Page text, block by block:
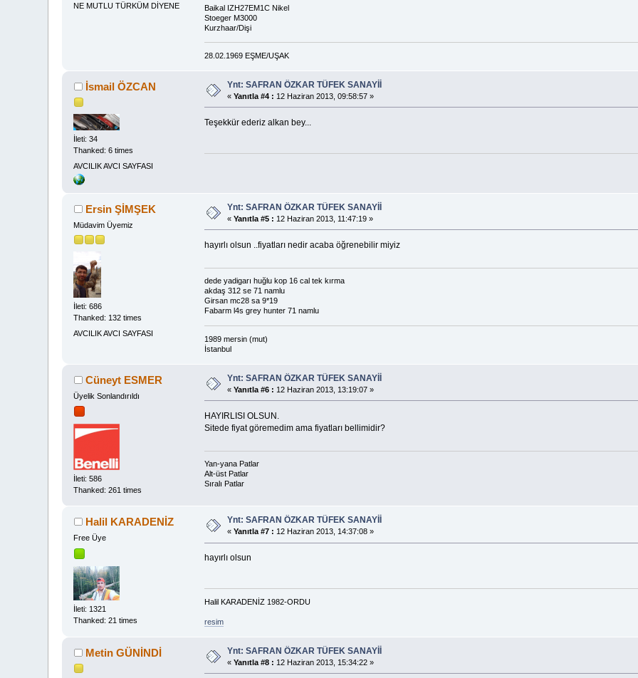
NE MUTLU TÜRKÜM DİYENE
Baikal IZH27EM1C Nikel
Stoeger M3000
Kurzhaar/Dişi
28.02.1969 EŞME/UŞAK
İsmail ÖZCAN
İleti: 34
Thanked: 6 times
AVCILIK AVCI SAYFASI
Ynt: SAFRAN ÖZKAR TÜFEK SANAYİİ
«Yanıtla #4 : 12 Haziran 2013, 09:58:57 »
Teşekkür ederiz alkan bey...
Ersin ŞİMŞEK
Müdavim Üyemiz
İleti: 686
Thanked: 132 times
AVCILIK AVCI SAYFASI
Ynt: SAFRAN ÖZKAR TÜFEK SANAYİİ
«Yanıtla #5 : 12 Haziran 2013, 11:47:19 »
hayırlı olsun ..fiyatları nedir acaba öğrenebilir miyiz
dede yadigarı huğlu kop 16 cal tek kırma
akdaş 312 se 71 namlu
Girsan mc28 sa 9*19
Fabarm l4s grey hunter 71 namlu
1989 mersin (mut)
İstanbul
Cüneyt ESMER
Üyelik Sonlandırıldı
İleti: 586
Thanked: 261 times
Ynt: SAFRAN ÖZKAR TÜFEK SANAYİİ
«Yanıtla #6 : 12 Haziran 2013, 13:19:07 »
HAYIRLISI OLSUN.
Sitede fiyat göremedim ama fiyatları bellimidir?
Yan-yana Patlar
Alt-üst Patlar
Sıralı Patlar
Halil KARADENİZ
Free Üye
İleti: 1321
Thanked: 21 times
Ynt: SAFRAN ÖZKAR TÜFEK SANAYİİ
«Yanıtla #7 : 12 Haziran 2013, 14:37:08 »
hayırlı olsun
Halil KARADENİZ 1982-ORDU
resim
Metin GÜNİNDİ Ynt: SAFRAN ÖZKAR TÜFEK SANAYİİ
«Yanıtla #8 : 12 Haziran 2013, 15:34:22 »